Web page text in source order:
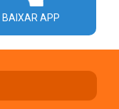
BAIXAR APP